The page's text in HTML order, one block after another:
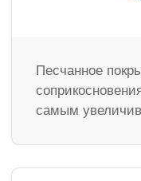
Песчанное
самым